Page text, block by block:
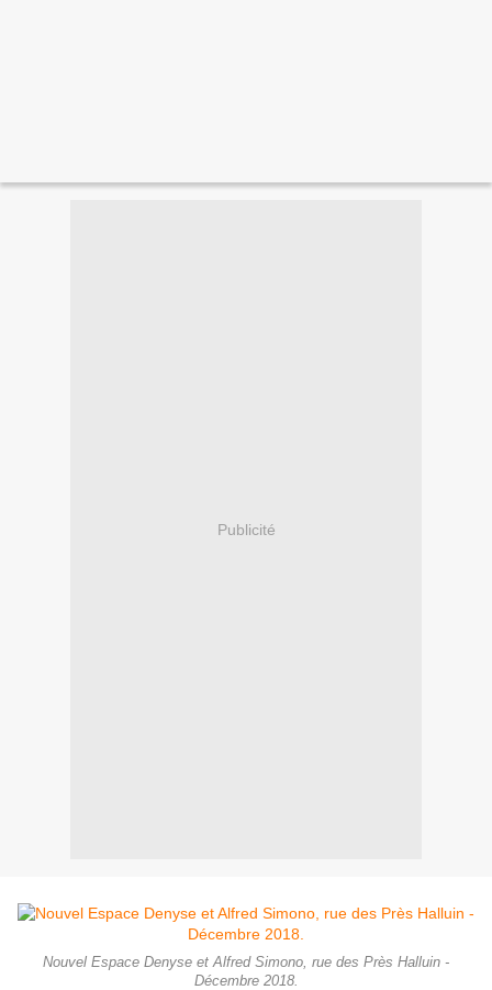
Publicité
Nouvel Espace Denyse et Alfred Simono, rue des Près Halluin -
Décembre 2018.